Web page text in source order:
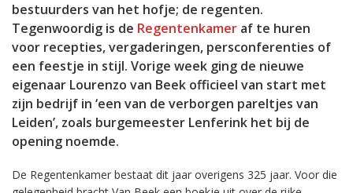
bestuurders van het hofje; de regenten.
Tegenwoordig is de Regentenkamer af te huren
voor recepties, vergaderingen, persconferenties of
een feestje in stijl. Vorige week ging de nieuwe
eigenaar Lourenzo van Beek officieel van start met
zijn bedrijf in ‘een van de verborgen pareltjes van
Leiden’, zoals burgemeester Lenferink het bij de
opening noemde.
De Regentenkamer bestaat dit jaar overigens 325 jaar. Voor die